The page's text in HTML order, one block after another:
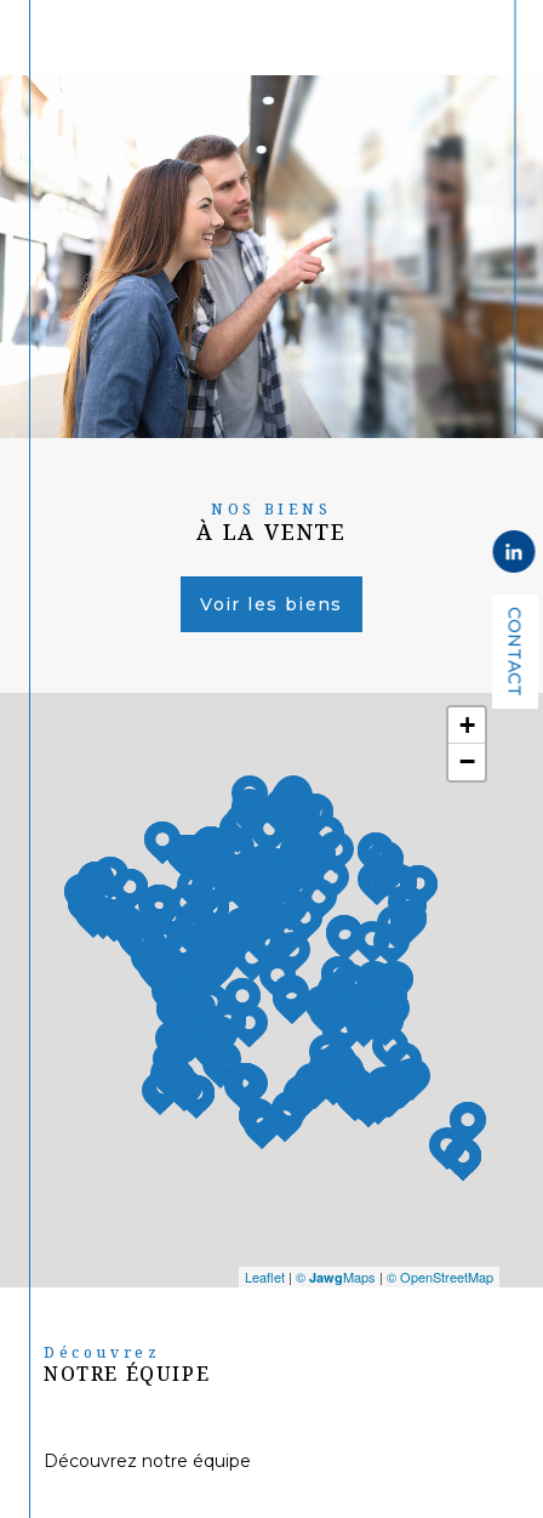
CONTACT
+
−
Leaflet | © JawgMaps | © OpenStreetMap
NOS BIENS
À LA VENTE
Voir les biens
Découvrez
NOTRE ÉQUIPE
Découvrez notre équipe